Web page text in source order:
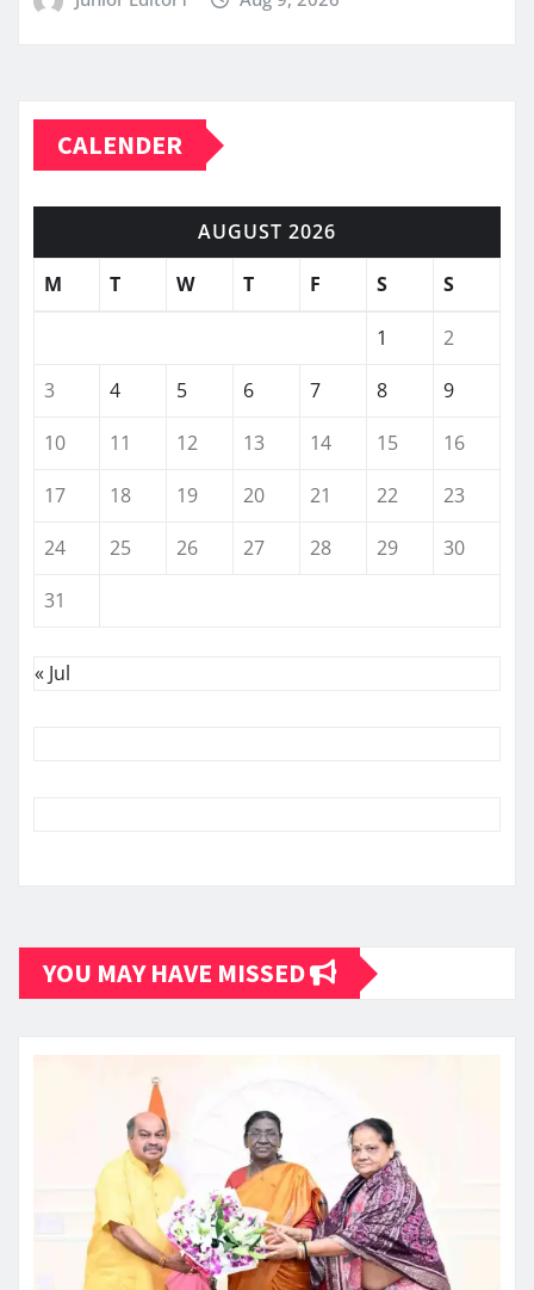
CALENDER
AUGUST 2026
M
T W T F S S
1
2
3
4 5 6 7 8
9
10
11 12 13 14 15
16
17
18 19 20 21 22
23
24
25 26 27 28 29
30
31
« Jul
YOU MAY HAVE MISSED